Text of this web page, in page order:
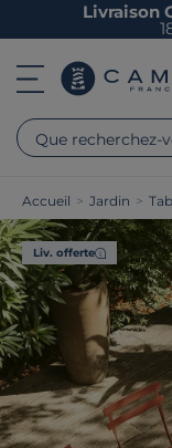
Livraison
Que recherchez-
Accueil > Jardin >
Liv. offerte